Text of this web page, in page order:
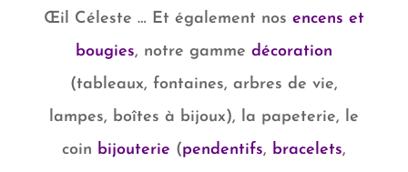
Œil Céleste … Et également nos encens et
bougies, notre gamme décoration
(tableaux, fontaines, arbres de vie,
lampes, boîtes à bijoux), la papeterie, le
coin bijouterie (pendentifs, bracelets,